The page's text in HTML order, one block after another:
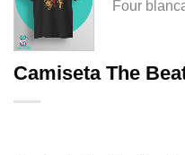
Camiseta The